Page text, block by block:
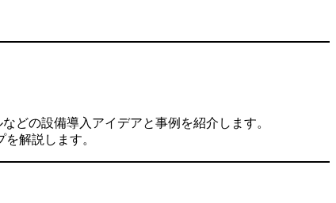
どの設備導入アイデアと事例を紹介します。
解説します。